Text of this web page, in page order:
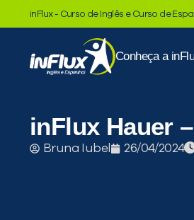
inFlux - Curso de Inglês e Curso de
Conheça a
inFlux Hauer
Bruna Iubel 26/04/2024